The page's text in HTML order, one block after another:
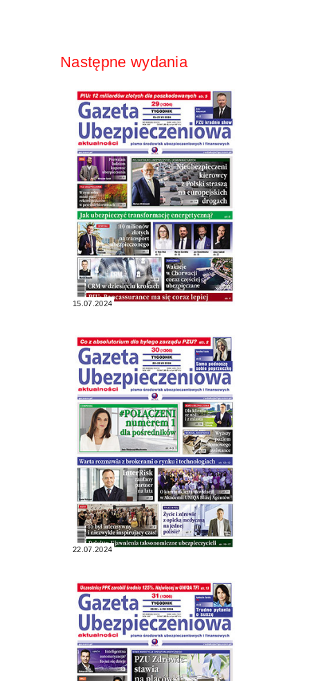
Następne wydania
15.07.2024
22.07.2024